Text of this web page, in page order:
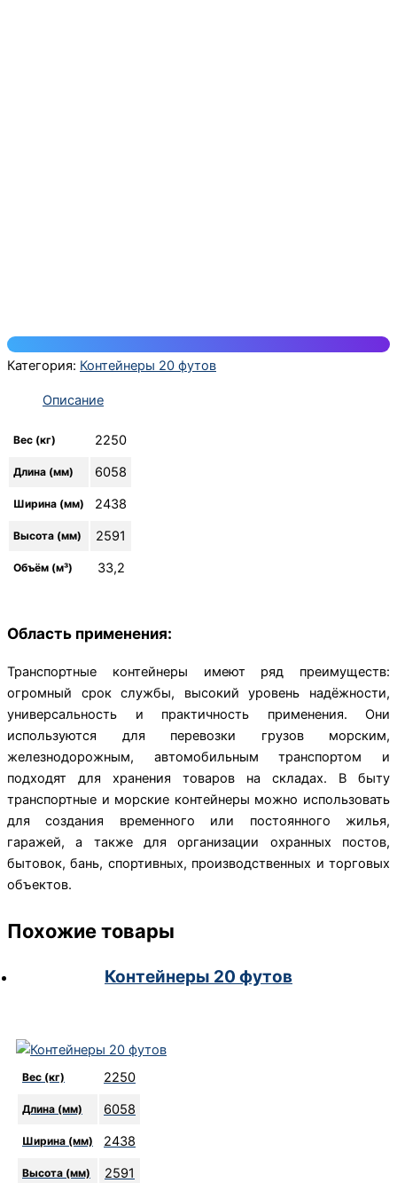
Категория: Контейнеры 20 футов
Описание
Вес (кг) 2250
Длина (мм) 6058
Ширина (мм) 2438
Высота (мм) 2591
Объём (м³) 33,2
Область применения:
Транспортные контейнеры имеют ряд преимуществ:
огромный срок службы, высокий уровень надёжности,
универсальность и практичность применения. Они
используются для перевозки грузов морским,
железнодорожным, автомобильным транспортом и
подходят для хранения товаров на складах. В быту
транспортные и морские контейнеры можно использовать
для создания временного или постоянного жилья,
гаражей, а также для организации охранных постов,
бытовок, бань, спортивных, производственных и торговых
объектов.
Похожие товары
Контейнеры 20 футов
Вес (кг) 2250
Длина (мм) 6058
Ширина (мм) 2438
Высота (мм) 2591